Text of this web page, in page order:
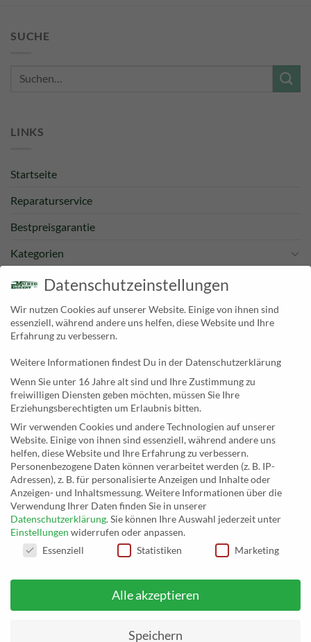
SUCHE
Suche
LINKS
Startseite
Reparaturservice
Bestpreisgarantie
Kategorien
Newsletter
KONTAKT
Paulstraße 2a
19249 Lübtheen
Telefon: +493885551353
E-Mail:musikhaus@musiceggert.de
PayPal E-Mail:info@musiceggert.de
Datenschutzeinstellungen
Wir nutzen Cookies auf unserer Website. Einige von ihnen sind
essenziell, während andere uns helfen, diese Website und Ihre
Erfahrung zu verbessern.
Weitere Informationen findest Du in der Datenschutzerklärung
Wenn Sie unter 16 Jahre alt sind und Ihre Zustimmung zu
freiwilligen Diensten geben möchten, müssen Sie Ihre
Erziehungsberechtigten um Erlaubnis bitten.
Wir verwenden Cookies und andere Technologien auf unserer
Website. Einige von ihnen sind essenziell, während andere uns
helfen, diese Website und Ihre Erfahrung zu verbessern.
Personenbezogene Daten können verarbeitet werden (z. B. IP-
Adressen), z. B. für personalisierte Anzeigen und Inhalte oder
Anzeigen- und Inhaltsmessung.Weitere Informationen über die
Verwendung Ihrer Daten finden Sie in unserer
Datenschutzerklärung.Sie können Ihre Auswahl jederzeit unter
Einstellungen widerrufen oder anpassen.
DATENSCHUTZEINSTELLUNGEN
Essenziell Statistiken Marketing
Alle akzeptieren
Speichern